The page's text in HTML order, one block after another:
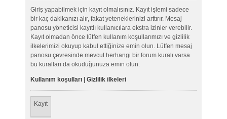
Giriş yapabilmek için kayıt olmalısınız. Kayıt işlemi sadece
bir kaç dakikanızı alır, fakat yeteneklerinizi arttırır. Mesaj
panosu yöneticisi kayıtlı kullanıcılara ekstra izinler verebilir.
Kayıt olmadan önce lütfen kullanım koşullarımızı ve gizlilik
ilkelerimizi okuyup kabul ettiğinize emin olun. Lütfen mesaj
panosu çevresinde mevcut herhangi bir forum kuralı varsa
bu kuralları da okuduğunuza emin olun.
Kullanım koşulları| Gizlilik ilkeleri
Kayıt